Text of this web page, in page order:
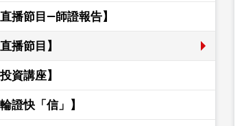
直播節目—師證報告】
直播節目】
投資講座】
輪證快「信」】